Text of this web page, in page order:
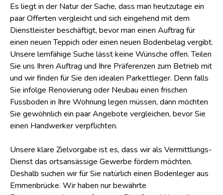
Es liegt in der Natur der Sache, dass man heutzutage ein
paar Offerten vergleicht und sich eingehend mit dem
Dienstleister beschäftigt, bevor man einen Auftrag für
einen neuen Teppich oder einen neuen Bodenbelag vergibt.
Unsere lernfähige Suche lässt keine Wünsche offen. Teilen
Sie uns Ihren Auftrag und Ihre Präferenzen zum Betrieb mit
und wir finden für Sie den idealen Parkettleger. Denn falls
Sie infolge Renovierung oder Neubau einen frischen
Fussboden in Ihre Wohnung legen müssen, dann möchten
Sie gewöhnlich ein paar Angebote vergleichen, bevor Sie
einen Handwerker verpflichten.
Unsere klare Zielvorgabe ist es, dass wir als Vermittlungs-
Dienst das ortsansässige Gewerbe fördern möchten.
Deshalb suchen wir für Sie natürlich einen Bodenleger aus
Emmenbrücke. Wir haben nur bewährte